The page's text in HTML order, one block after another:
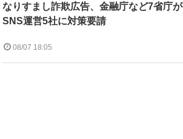
なりすまし詐欺広告、金融庁など7省庁が
SNS運営5社に対策要請
08/07 18:05